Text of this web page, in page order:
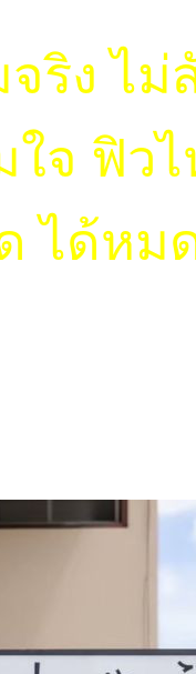
ริง ไม่
จ ฟิว
ได้หม